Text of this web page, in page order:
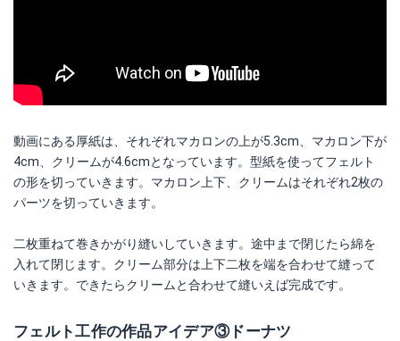
動画にある厚紙は、それぞれマカロンの上が5.3cm、マカロン下が
4cm、クリームが4.6cmとなっています。型紙を使ってフェルト
の形を切っていきます。マカロン上下、クリームはそれぞれ2枚の
パーツを切っていきます。
二枚重ねて巻きかがり縫いしていきます。途中まで閉じたら綿を
入れて閉じます。クリーム部分は上下二枚を端を合わせて縫って
いきます。できたらクリームと合わせて縫いえば完成です。
フェルト工作の作品アイデア③ドーナツ